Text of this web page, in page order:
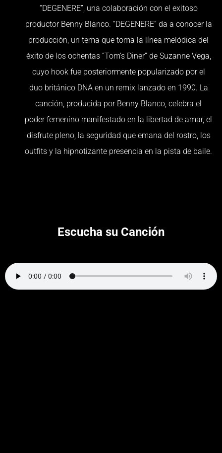
“DEGENERE”, una colaboración con el exitoso
productor Benny Blanco. “DEGENERE” da a conocer la
producción, un tema que toma la línea melódica del
éxito de los ochentas “Tom’s Diner” de Suzanne Vega,
cuyo hook fue posteriormente popularizado por el
duo británico DNA en un remix lanzado en 1990. La
canción, producida por Benny Blanco, celebra el
poder femenino manifestado en la libertad de amar, el
disfrute pleno, la seguridad que emana del rostro, los
outfits y la hipnotizante presencia en la pista de baile.
Escucha su Canción